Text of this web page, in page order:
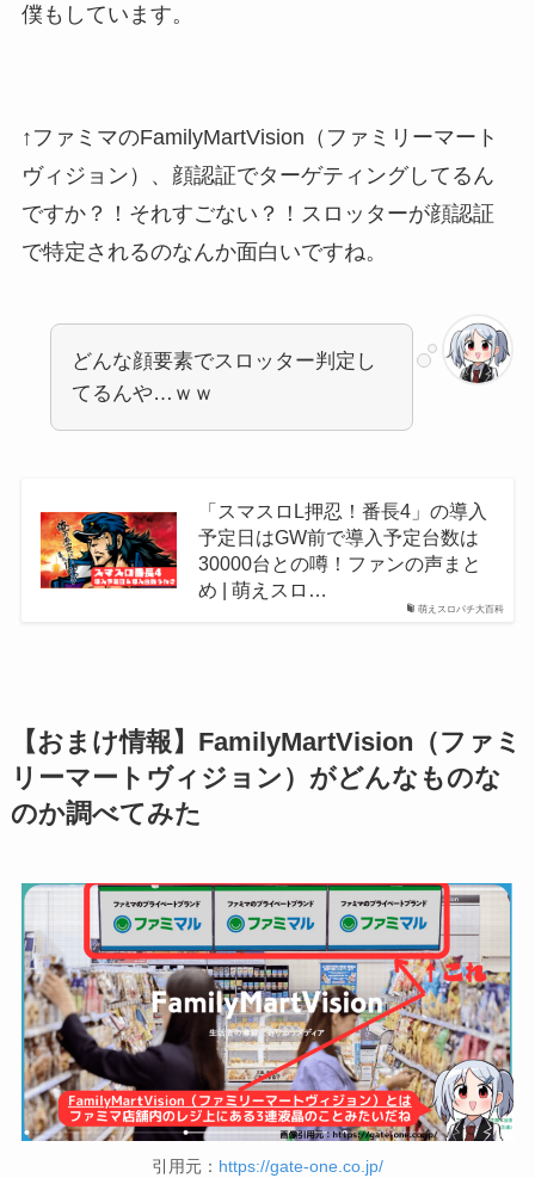
僕もしています。
↑ファミマのFamilyMartVision（ファミリーマート
ヴィジョン）、顔認証でターゲティングしてるん
ですか？！それすごない？！スロッターが顔認証
で特定されるのなんか面白いですね。
どんな顔要素でスロッター判定し
てるんや…ｗｗ
萌えスロパチ大百科
「スマスロL押忍！番長4」の導入
予定日はGW前で導入予定台数は
30000台との噂！ファンの声まと
め | 萌えスロ…
【おまけ情報】FamilyMartVision（ファミ
リーマートヴィジョン）がどんなものな
のか調べてみた
引用元： https://gate-one.co.jp/